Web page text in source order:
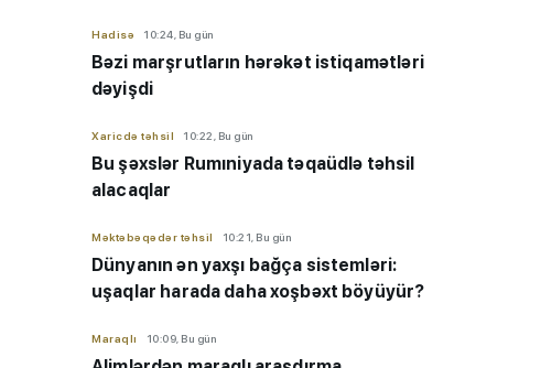
Hadisə 10:24, Bu gün
Bəzi marşrutların hərəkət istiqamətləri
dəyişdi
Xaricdə təhsil 10:22, Bu gün
Bu şəxslər Rumıniyada təqaüdlə təhsil
alacaqlar
Məktəbəqədər təhsil 10:21, Bu gün
Dünyanın ən yaxşı bağça sistemləri:
uşaqlar harada daha xoşbəxt böyüyür?
Maraqlı 10:09, Bu gün